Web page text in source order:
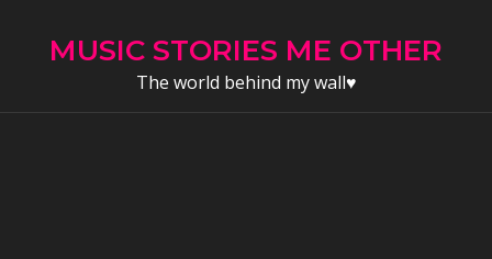
MUSIC STORIES ME OTHER
The world behind my wall♥